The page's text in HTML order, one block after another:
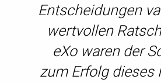
Entscheidungen
wertvollen
eXo waren der
zum Erfolg dieses